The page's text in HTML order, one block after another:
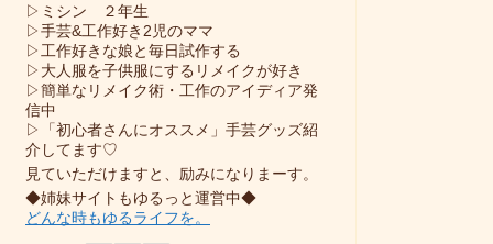
▷ミシン ２年生
▷手芸&工作好き2児のママ
▷工作好きな娘と毎日試作する
▷大人服を子供服にするリメイクが好き
▷簡単なリメイク術・工作のアイディア発
信中
▷「初心者さんにオススメ」手芸グッズ紹
介してます♡
見ていただけますと、励みになりまーす。
◆姉妹サイトもゆるっと運営中◆
どんな時もゆるライフを。